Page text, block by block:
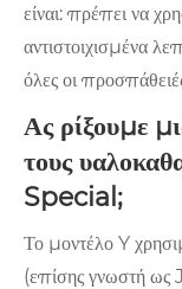
είναι: πρέπει να
αντιστοιχισμένα
όλες οι
Ας ρίξουμε
τους
Special;
Το μοντέλο Y
(επίσης γνωστή